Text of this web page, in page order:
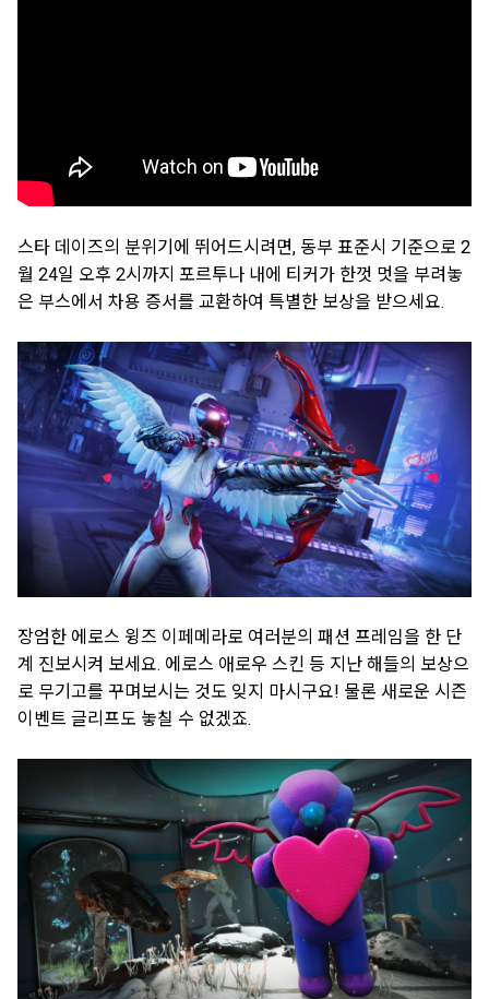
스타 데이즈의 분위기에 뛰어드시려면, 동부 표준시 기준으로 2
월 24일 오후 2시까지 포르투나 내에 티커가 한껏 멋을 부려놓
은 부스에서 차용 증서를 교환하여 특별한 보상을 받으세요.
장엄한 에로스 윙즈 이페메라로 여러분의 패션 프레임을 한 단
계 진보시켜 보세요. 에로스 애로우 스킨 등 지난 해들의 보상으
로 무기고를 꾸며보시는 것도 잊지 마시구요! 물론 새로운 시즌
이벤트 글리프도 놓칠 수 없겠죠.